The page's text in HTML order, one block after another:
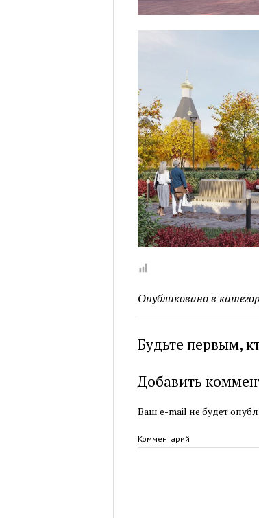
Опубликовано в
Будьте первым,
Добавить
Ваш e-mail не будет
Комментарий